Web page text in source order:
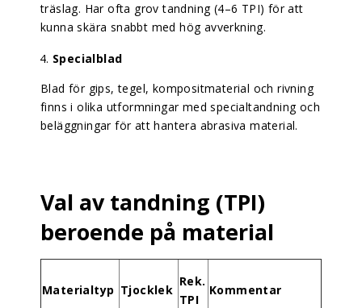
träslag. Har ofta grov tandning (4–6 TPI) för att
kunna skära snabbt med hög avverkning.
Specialblad
Blad för gips, tegel, kompositmaterial och rivning
finns i olika utformningar med specialtandning och
beläggningar för att hantera abrasiva material.
Val av tandning (TPI)
beroende på material
Materialtyp Tjocklek
Rek.
TPI
Kommentar